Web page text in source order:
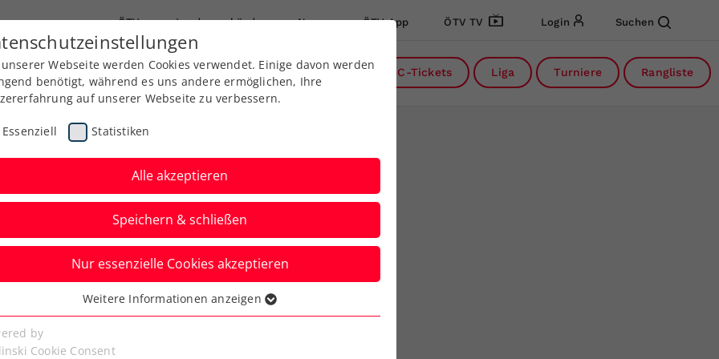
ÖTV Landesverbände News ÖTV App ÖTV TV Login Suchen
Ausbildung Services Über uns DC-Tickets Liga Turniere Rangliste
Schwärzler bei
Zverev
Webseite werden Cookies verwendet. Einige davon werden
benötigt, während es uns andere ermöglichen, Ihre
auf unserer Webseite zu verbessern.
Essenziell Statistiken
Alle akzeptieren
Speichern & schließen
Nur essenzielle Cookies akzeptieren
Cookies werden für grundlegende Funktionen der
benötigt. Dadurch ist gewährleistet, dass die Webseite
Weitere Informationen anzeigen
by
Cookie Consent